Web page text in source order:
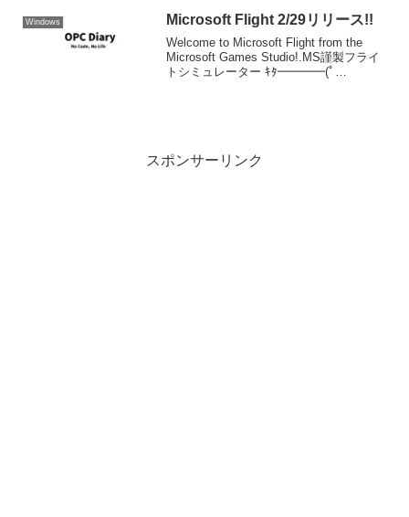
Windows Microsoft Flight 2/29リリース!!
Welcome to Microsoft Flight from the
Microsoft Games Studio!.MS謹製フライ
トシミュレーター ｷﾀ━━━━(ﾟ
スポンサーリンク